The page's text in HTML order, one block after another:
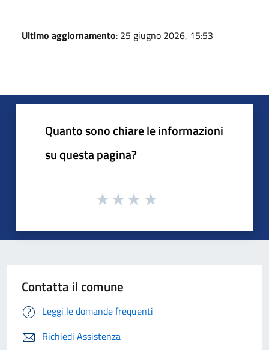
Ultimo aggiornamento: 25 giugno 2026, 15:53
Quanto sono chiare le informazioni
su questa pagina?
Contatta il comune
Leggi le domande frequenti
Richiedi Assistenza